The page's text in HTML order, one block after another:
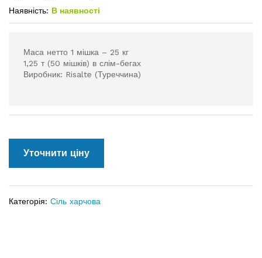
Наявність: В наявності
Маса нетто 1 мішка – 25 кг
1,25 т (50 мішків) в слім-бегах
Виробник: Risalte (Туреччина)
Уточнити ціну
Категорія: Сіль харчова